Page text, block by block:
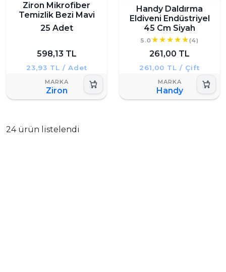
Ziron Mikrofiber
Temizlik Bezi Mavi
25 Adet
598,13 TL
23,93 TL / Adet
Ziron
Handy Daldırma
Eldiveni Endüstriyel
45 Cm Siyah
5.0 (4)
261,00 TL
261,00 TL / Çift
Handy
24 ürün listelendi